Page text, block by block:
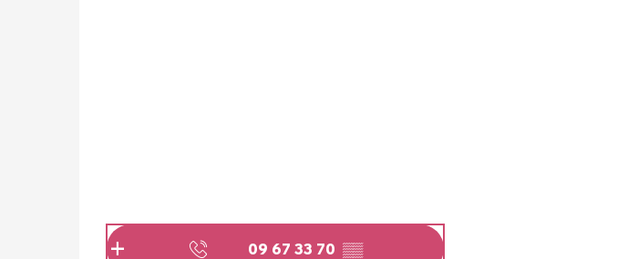
09 67 33 70 ▒▒